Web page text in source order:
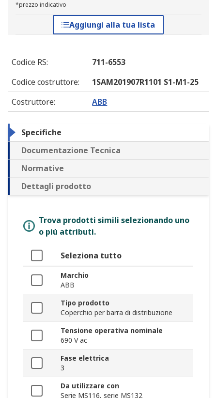
*prezzo indicativo
Aggiungi alla tua lista
Codice RS:
711-6553
Codice costruttore:
1SAM201907R1101 S1-M1-25
Costruttore: ABB
Specifiche
Documentazione Tecnica
Normative
Dettagli prodotto
Trova prodotti simili selezionando uno
o più attributi.
Seleziona tutto
Marchio
ABB
Tipo prodotto
Coperchio per barra di distribuzione
Tensione operativa nominale
690 V ac
Fase elettrica
3
Da utilizzare con
Serie MS116, serie MS132